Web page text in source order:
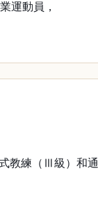
運動員，
（Ⅲ級）和通